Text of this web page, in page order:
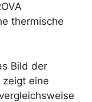
thermische
Bild der
zeigt eine